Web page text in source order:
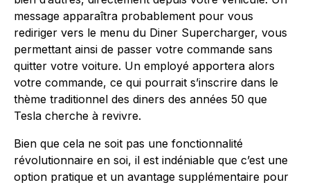
message apparaîtra probablement pour vous
rediriger vers le menu du Diner Supercharger, vous
permettant ainsi de passer votre commande sans
quitter votre voiture. Un employé apportera alors
votre commande, ce qui pourrait s’inscrire dans le
thème traditionnel des diners des années 50 que
Tesla cherche à revivre.
Bien que cela ne soit pas une fonctionnalité
révolutionnaire en soi, il est indéniable que c’est une
option pratique et un avantage supplémentaire pour